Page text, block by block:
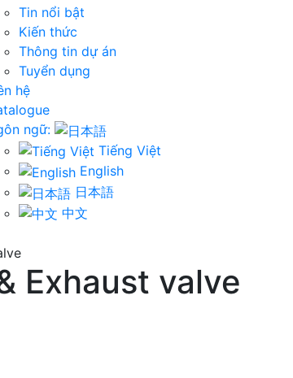
Tin nổi bật
Kiến thức
Thông tin dự án
Tuyển dụng
hệ
ngữ:
Tiếng Việt
English
日本語
中文
Exhaust valve